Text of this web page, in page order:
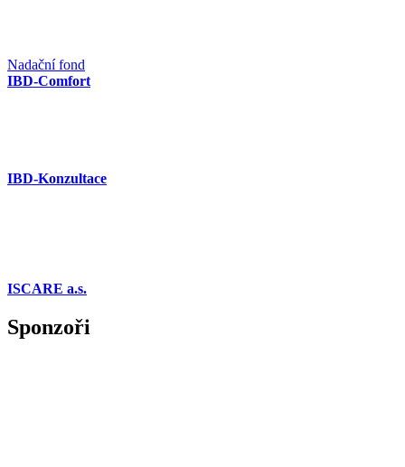
Nadační fond
IBD-Comfort
IBD-Konzultace
ISCARE a.s.
Sponzoři